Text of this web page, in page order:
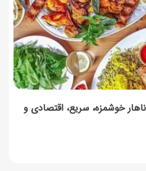
ناهار چی بپزم؟ لیست ۱۵۸ ناهار خوشمزه، سریع، اقتصادی و
فعال اُکالا
کالابرگ (فعال بودن و موجودی)